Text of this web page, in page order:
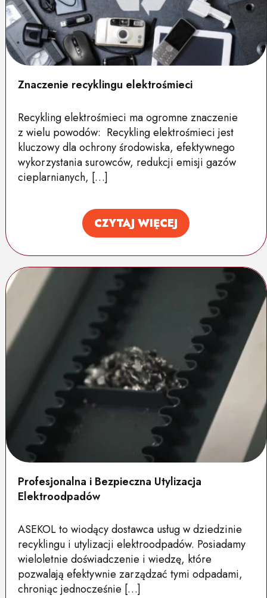
Znaczenie recyklingu elektrośmieci
Recykling elektrośmieci ma ogromne znaczenie
z wielu powodów: Recykling elektrośmieci jest
kluczowy dla ochrony środowiska, efektywnego
wykorzystania surowców, redukcji emisji gazów
cieplarnianych, […]
CZYTAJ WIĘCEJ
Profesjonalna i Bezpieczna Utylizacja
Elektroodpadów
ASEKOL to wiodący dostawca usług w dziedzinie
recyklingu i utylizacji elektroodpadów. Posiadamy
wieloletnie doświadczenie i wiedzę, które
pozwalają efektywnie zarządzać tymi odpadami,
chroniąc jednocześnie […]